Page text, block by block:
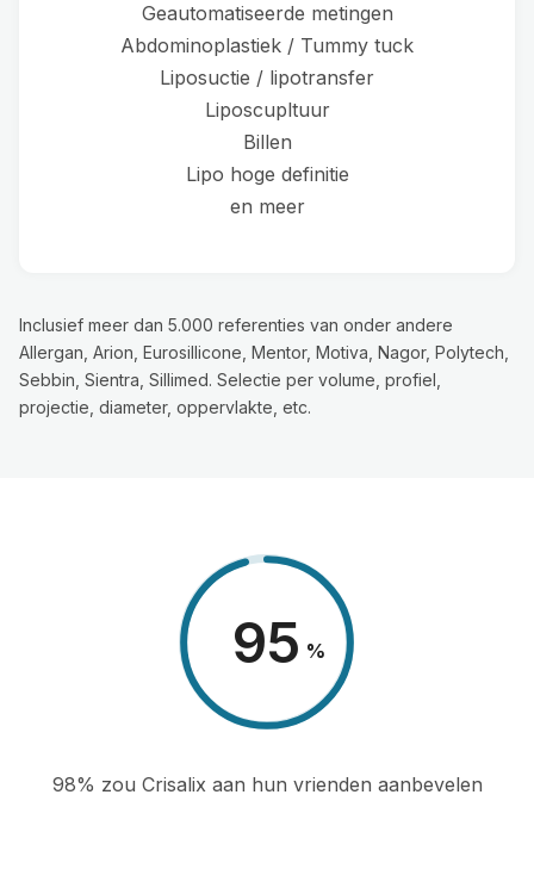
Geautomatiseerde metingen
Abdominoplastiek / Tummy tuck
Liposuctie / lipotransfer
Liposcupltuur
Billen
Lipo hoge definitie
en meer
Inclusief meer dan 5.000 referenties van onder andere
Allergan, Arion, Eurosillicone, Mentor, Motiva, Nagor, Polytech,
Sebbin, Sientra, Sillimed. Selectie per volume, profiel,
projectie, diameter, oppervlakte, etc.
98 %
98% zou Crisalix aan hun vrienden aanbevelen